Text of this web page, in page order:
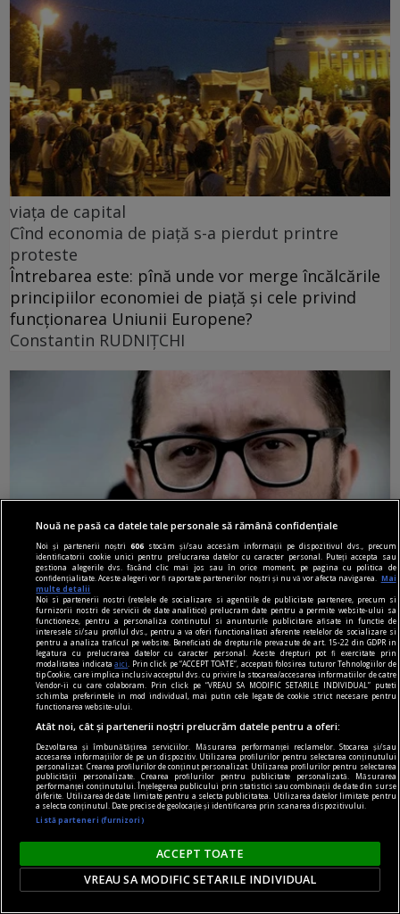
viața de capital
Cînd economia de piață s-a pierdut printre
proteste
Întrebarea este: pînă unde vor merge încălcările
principiilor economiei de piață și cele privind
funcționarea Uniunii Europene?
Constantin RUDNIŢCHI
contraintuiția
De ce n-avea Navalnîi șapcă?
Dar trebuie să îi dăm societății ruse credit că
măcar a încercat. Sacrificiul lui Navalnîi e dovada.
Teodor TIŢĂ
Nouă ne pasă ca datele tale personale să rămână confidențiale
Noi și partenerii noștri606 stocăm și/sau accesăm informații pe dispozitivul dvs., precum
identificatorii cookie unici pentru prelucrarea datelor cu caracter personal. Puteți accepta sau
gestiona alegerile dvs. făcând clic mai jos sau în orice moment, pe pagina cu politica de
confidențialitate. Aceste alegeri vor fi raportate partenerilor noștri și nu vă vor afecta navigarea.
Mai
multe detalii
Noi si partenerii nostri (retelele de socializare si agentiile de publicitate partenere, precum si
furnizorii nostri de servicii de date analitice) prelucram date pentru a permite website-ului sa
functioneze, pentru a personaliza continutul si anunturile publicitare afisate in functie de
interesele si/sau profilul dvs., pentru a va oferi functionalitati aferente retelelor de socializare si
pentru a analiza traficul pe website. Beneficiati de drepturile prevazute de art. 15-22 din GDPR in
legatura cu prelucrarea datelor cu caracter personal. Aceste drepturi pot fi exercitate prin
modalitatea indicataaici
. Prin click pe “ACCEPT TOATE”, acceptati folosirea tuturor Tehnologiilor de
tip Cookie, care implica inclusiv acceptul dvs. cu privire la stocarea/accesarea informatiilor de catre
Vendor-ii cu care colaboram. Prin click pe “VREAU SA MODIFIC SETARILE INDIVIDUAL” puteti
schimba preferintele in mod individual, mai putin cele legate de cookie strict necesare pentru
functionarea website-ului.
Atât noi, cât și partenerii noștri prelucrăm datele pentru a oferi:
Dezvoltarea și îmbunătățirea serviciilor. Măsurarea performanței reclamelor. Stocarea și/sau
accesarea informațiilor de pe un dispozitiv. Utilizarea profilurilor pentru selectarea conținutului
personalizat. Crearea profilurilor de conținut personalizat. Utilizarea profilurilor pentru selectarea
publicității personalizate. Crearea profilurilor pentru publicitate personalizată. Măsurarea
performanței conținutului. Înțelegerea publicului prin statistici sau combinații de date din surse
diferite. Utilizarea de date limitate pentru a selecta publicitatea. Utilizarea datelor limitate pentru
a selecta conținutul. Date precise de geolocație și identificarea prin scanarea dispozitivului.
Listă parteneri (furnizori)
ACCEPT TOATE
VREAU SA MODIFIC SETARILE INDIVIDUAL